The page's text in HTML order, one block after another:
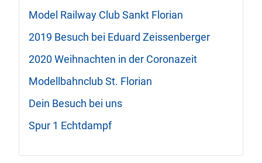
Model Railway Club Sankt Florian
2019 Besuch bei Eduard Zeissenberger
2020 Weihnachten in der Coronazeit
Modellbahnclub St. Florian
Dein Besuch bei uns
Spur 1 Echtdampf